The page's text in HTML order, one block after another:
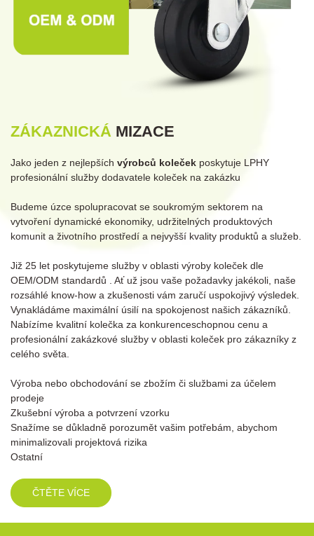
ZÁKAZNICKÁ MIZACE
Jako jeden z nejlepších výrobců koleček poskytuje LPHY
profesionální služby dodavatele koleček na zakázku
Budeme úzce spolupracovat se soukromým sektorem na
vytvoření dynamické ekonomiky, udržitelných produktových
komunit a životního prostředí a nejvyšší kvality produktů a služeb.
Již 25 let poskytujeme služby v oblasti výroby koleček dle
OEM/ODM standardů . Ať už jsou vaše požadavky jakékoli, naše
rozsáhlé know-how a zkušenosti vám zaručí uspokojivý výsledek.
Vynakládáme maximální úsilí na spokojenost našich zákazníků.
Nabízíme kvalitní kolečka za konkurenceschopnou cenu a
profesionální zakázkové služby v oblasti koleček pro zákazníky z
celého světa.
Výroba nebo obchodování se zbožím či službami za účelem
prodeje
Zkušební výroba a potvrzení vzorku
Snažíme se důkladně porozumět vašim potřebám, abychom
minimalizovali projektová rizika
Ostatní
ČTĚTE VÍCE